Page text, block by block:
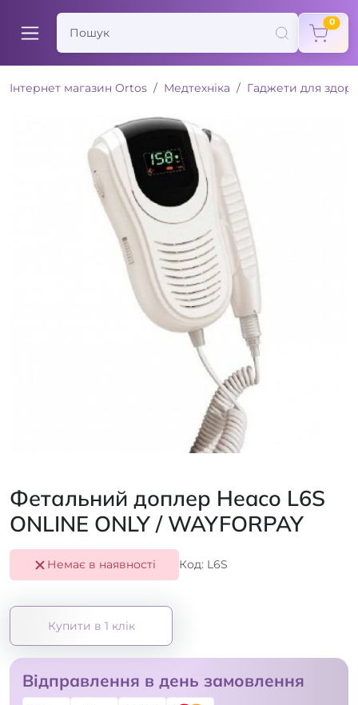
0
Інтернет магазин Ortos Медтехніка Гаджети для
Фетальний доплер Heaco L6S
ONLINE ONLY / WAYFORPAY
Немає в наявності Код: L6S
Купити в 1 клік
Відправлення в день замовлення